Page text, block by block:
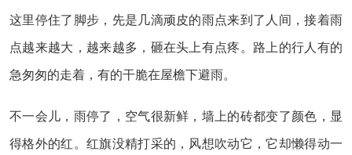
这里停住了脚步，先是几滴顽皮的雨点来到了人间，接着雨
点越来越大，越来越多，砸在头上有点疼。路上的行人有的
急匆匆的走着，有的干脆在屋檐下避雨。
不一会儿，雨停了，空气很新鲜，墙上的砖都变了颜色，显
得格外的红。红旗没精打采的，风想吹动它，它却懒得动一